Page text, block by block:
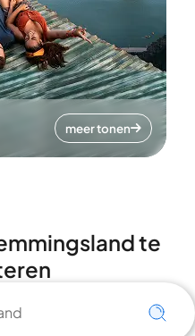
meer tonen
te